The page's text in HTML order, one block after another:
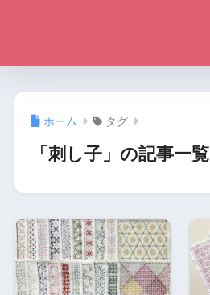
ホーム タグ
「刺し子」の記事一覧